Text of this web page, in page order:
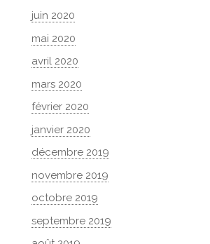
juin 2020
mai 2020
avril 2020
mars 2020
février 2020
janvier 2020
décembre 2019
novembre 2019
octobre 2019
septembre 2019